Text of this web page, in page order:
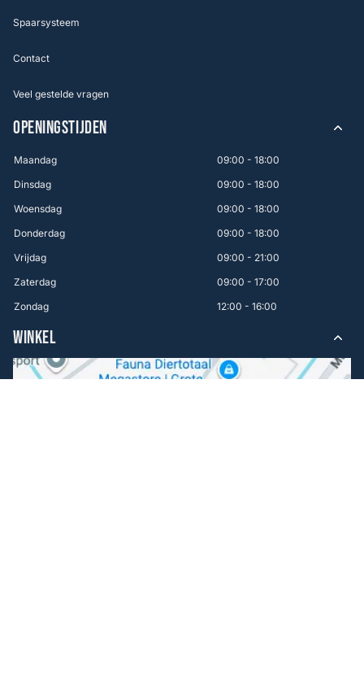
Spaarsysteem
Contact
Veel gestelde vragen
OPENINGSTIJDEN
Maandag
09:00 - 18:00
Dinsdag
09:00 - 18:00
Woensdag
09:00 - 18:00
Donderdag
09:00 - 18:00
Vrijdag
09:00 - 21:00
Zaterdag
09:00 - 17:00
Zondag
12:00 - 16:00
WINKEL